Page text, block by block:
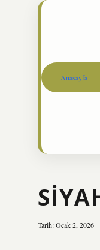
Anasayfa
Tarih: Ocak 2, 2026